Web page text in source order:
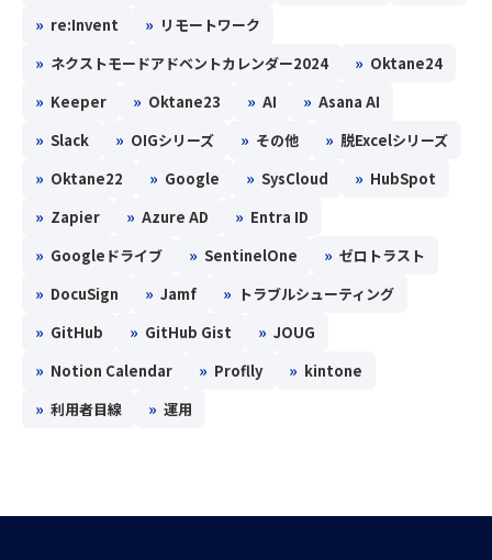
» re:Invent » リモートワーク
» ネクストモードアドベントカレンダー2024 » Oktane24
» Keeper » Oktane23 » AI » Asana AI
» Slack » OIGシリーズ » その他 » 脱Excelシリーズ
» Oktane22 » Google » SysCloud » HubSpot
» Zapier » Azure AD » Entra ID
» Googleドライブ » SentinelOne » ゼロトラスト
» DocuSign » Jamf » トラブルシューティング
» GitHub » GitHub Gist » JOUG
» Notion Calendar » Proflly » kintone
» 利用者目線 » 運用